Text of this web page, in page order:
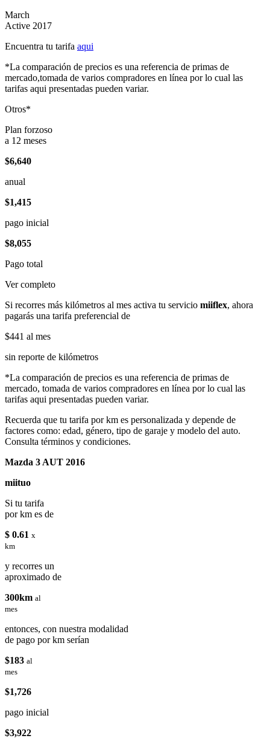
March
Active 2017
Encuentra tu tarifa aqui
*La comparación de precios es una referencia de primas de
mercado,tomada de varios compradores en línea por lo cual las
tarifas aqui presentadas pueden variar.
Otros*
Plan forzoso
a 12 meses
$6,640
anual
$1,415
pago inicial
$8,055
Pago total
Ver completo
Si recorres más kilómetros al mes activa tu servicio miiflex, ahora
pagarás una tarifa preferencial de
$441 al mes
sin reporte de kilómetros
*La comparación de precios es una referencia de primas de
mercado, tomada de varios compradores en línea por lo cual las
tarifas aqui presentadas pueden variar.
Recuerda que tu tarifa por km es personalizada y depende de
factores como: edad, género, tipo de garaje y modelo del auto.
Consulta términos y condiciones.
Mazda 3 AUT 2016
miituo
Si tu tarifa
por km es de
$ 0.61 x
km
y recorres un
aproximado de
300km al
mes
entonces, con nuestra modalidad
de pago por km serían
$183 al
mes
$1,726
pago inicial
$3,922